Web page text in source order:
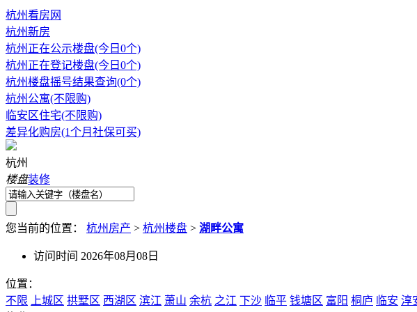
杭州看房网
杭州新房
杭州正在公示楼盘(今日0个)
杭州正在登记楼盘(今日0个)
杭州楼盘摇号结果查询(0个)
杭州公寓(不限购)
临安区住宅(不限购)
差异化购房(1个月社保可买)
杭州
楼盘装修
您当前的位置： 杭州房产 > 杭州楼盘 > 湖畔公寓
访问时间 2026年08月08日
位置：
不限
上城区 拱墅区 西湖区 滨江 萧山 余杭 之江 下沙 临平 钱塘区 富阳 桐庐 临安 淳